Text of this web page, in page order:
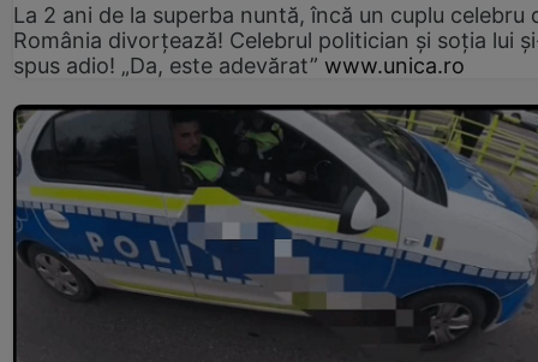
La 2 ani de la superba nuntă, încă un cuplu celebru
România divorțează! Celebrul politician și soția lui
spus adio! „Da, este adevărat” www.unica.ro